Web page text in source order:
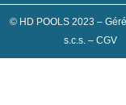
© HD POOLS 2023 –
s.c.s. – CGV